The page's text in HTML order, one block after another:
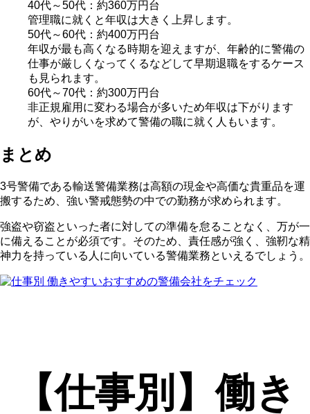
40代～50代：約360万円台
管理職に就くと年収は大きく上昇します。
50代～60代：約400万円台
年収が最も高くなる時期を迎えますが、年齢的に警備の
仕事が厳しくなってくるなどして早期退職をするケース
も見られます。
60代～70代：約300万円台
非正規雇用に変わる場合が多いため年収は下がります
が、やりがいを求めて警備の職に就く人もいます。
まとめ
3号警備である輸送警備業務は高額の現金や高価な貴重品を運
搬するため、強い警戒態勢の中での勤務が求められます。
強盗や窃盗といった者に対しての準備を怠ることなく、万が一
に備えることが必須です。そのため、責任感が強く、強靭な精
神力を持っている人に向いている警備業務といえるでしょう。
【仕事別】働き